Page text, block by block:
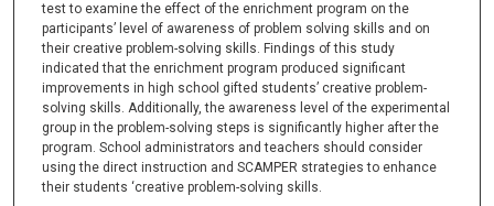
test to examine the effect of the enrichment program on the
participants’ level of awareness of problem solving skills and on
their creative problem-solving skills. Findings of this study
indicated that the enrichment program produced significant
improvements in high school gifted students’ creative problem-
solving skills. Additionally, the awareness level of the experimental
group in the problem-solving steps is significantly higher after the
program. School administrators and teachers should consider
using the direct instruction and SCAMPER strategies to enhance
their students ‘creative problem-solving skills.